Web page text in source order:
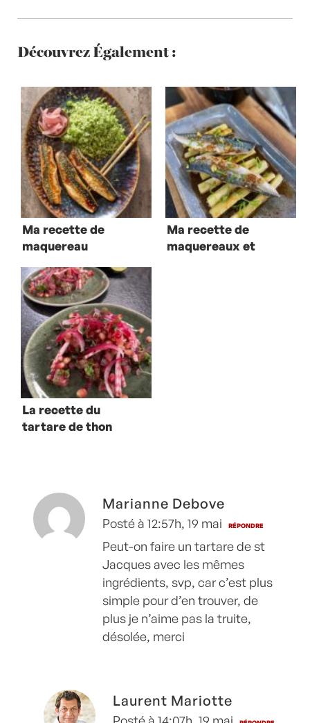
Découvrez Également :
Ma recette de
maquereau
semoule de
brocoli
Ma recette de
maquereaux et
La recette du
tartare de thon
Marianne Debove
Posté à 12:57h, 19 mai RÉPONDRE
Peut-on faire un tartare de st
Jacques avec les mêmes
ingrédients, svp, car c’est plus
simple pour d’en trouver, de
plus je n’aime pas la truite,
désolée, merci
Laurent Mariotte
Posté à 14:07h, 19 mai